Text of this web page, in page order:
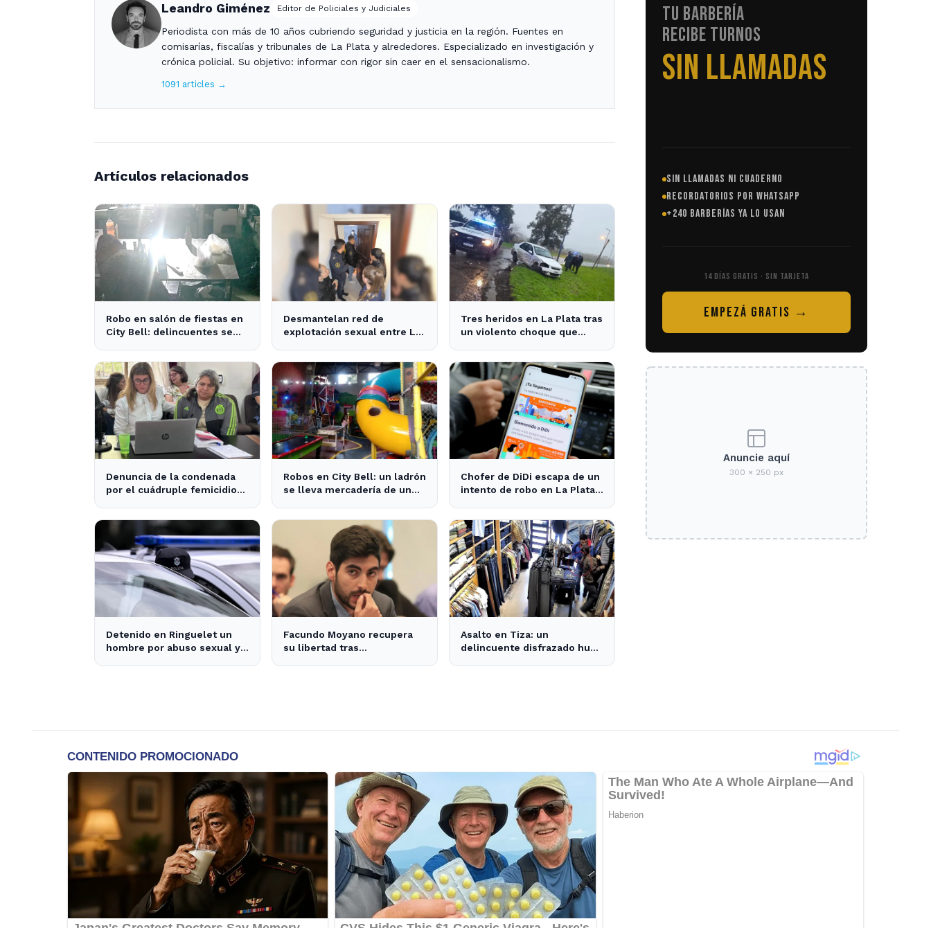
Leandro Giménez Editor de Policiales y Judiciales
Periodista con más de 10 años cubriendo seguridad y justicia en la región. Fuentes en
comisarías, fiscalías y tribunales de La Plata y alrededores. Especializado en investigación y
crónica policial. Su objetivo: informar con rigor sin caer en el sensacionalismo.
1091 articles →
Artículos relacionados
Robo en salón de fiestas en
City Bell: delincuentes se
Desmantelan red de
explotación sexual entre La
Tres heridos en La Plata tras
un violento choque que
Denuncia de la condenada
por el cuádruple femicidio
Robos en City Bell: un ladrón
se lleva mercadería de un
Chofer de DiDi escapa de un
intento de robo en La Plata;
Detenido en Ringuelet un
hombre por abuso sexual y
Facundo Moyano recupera
su libertad tras
Asalto en Tiza: un
delincuente disfrazado huye
TU BARBERÍA
RECIBE TURNOS
SIN LLAMADAS
SIN LLAMADAS NI CUADERNO
RECORDATORIOS POR WHATSAPP
+240 BARBERÍAS YA LO USAN
14 DÍAS GRATIS · SIN TARJETA
EMPEZÁ GRATIS →
Anuncie aquí
300 × 250 px